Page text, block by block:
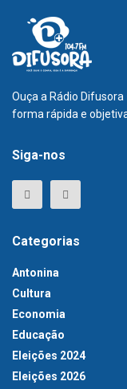
Ouça a Rádio
forma rápida e
Siga-nos
Categorias
Antonina
Cultura
Economia
Educação
Eleições 2024
Eleições 2026